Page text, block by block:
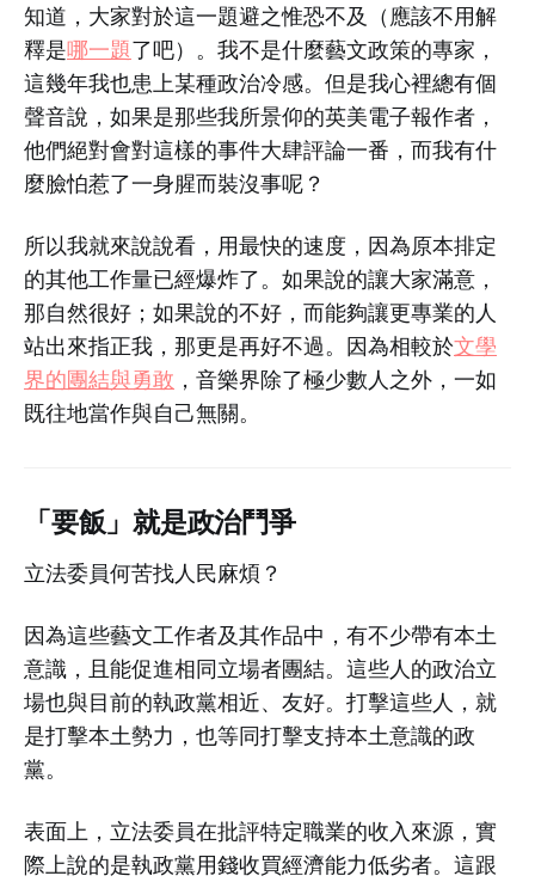
知道，大家對於這一題避之惟恐不及（應該不用解
釋是哪一題了吧）。我不是什麼藝文政策的專家，
這幾年我也患上某種政治冷感。但是我心裡總有個
聲音說，如果是那些我所景仰的英美電子報作者，
他們絕對會對這樣的事件大肆評論一番，而我有什
麼臉怕惹了一身腥而裝沒事呢？
所以我就來說說看，用最快的速度，因為原本排定
的其他工作量已經爆炸了。如果說的讓大家滿意，
那自然很好；如果說的不好，而能夠讓更專業的人
站出來指正我，那更是再好不過。因為相較於文學
界的團結與勇敢 ，音樂界除了極少數人之外，一如
既往地當作與自己無關。
「要飯」就是政治鬥爭
立法委員何苦找人民麻煩？
因為這些藝文工作者及其作品中，有不少帶有本土
意識，且能促進相同立場者團結。這些人的政治立
場也與目前的執政黨相近、友好。打擊這些人，就
是打擊本土勢力，也等同打擊支持本土意識的政
黨。
表面上，立法委員在批評特定職業的收入來源，實
際上說的是執政黨用錢收買經濟能力低劣者。這跟